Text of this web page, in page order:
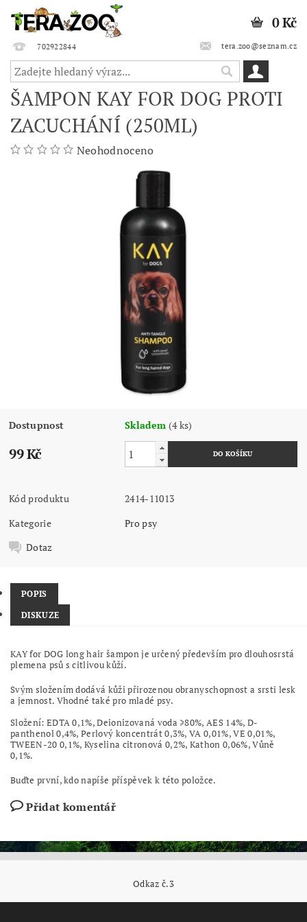
702922844 tera.zoo@seznam.cz
0 Kč
ŠAMPON KAY FOR DOG PROTI
ZACUCHÁNÍ (250ML)
Neohodnoceno
Dostupnost Skladem (4 ks)
99 Kč
Kód produktu
2414-11013
Kategorie
Pro psy
Dotaz
POPIS
DISKUZE
KAY for DOG long hair šampon je určený především pro dlouhosrstá
plemena psů s citlivou kůží.
Svým složením dodává kůži přirozenou obranyschopnost a srsti lesk
a jemnost. Vhodné také pro mladé psy.
Složení: EDTA 0,1%, Deionizovaná voda ≥80%, AES 14%, D-
panthenol 0,4%, Perlový koncentrát 0,3%, VA 0,01%, VE 0,01%,
TWEEN-20 0,1%, Kyselina citronová 0,2%, Kathon 0,06%, Vůně
0,1%.
Buďte první, kdo napíše příspěvek k této položce.
Přidat komentář
Odkaz č.3